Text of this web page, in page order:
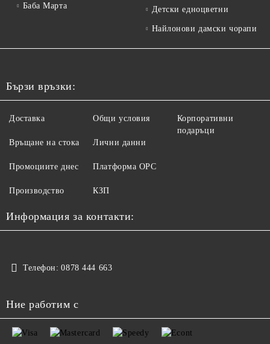
Баба Марта Детски едноцветни
Найлонови дамски чорапи
Бързи връзки:
Доставка
Връщане на стока
Промоциите днес
Производство
Общи условия
Лични данни
Платформа ОРС
КЗП
Корпоративни
подаръци
Информация за контакти:
Телефон: 0878 444 663
Ние работим с